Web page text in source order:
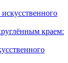
краем: